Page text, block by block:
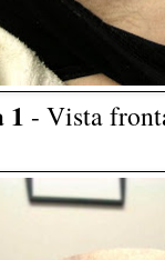
1 - Vista